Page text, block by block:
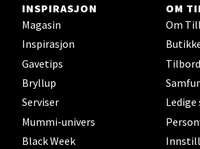
INSPIRASJON
Magasin
Inspirasjon
Gavetips
Bryllup
Serviser
Mummi-univers
Black Week
OM
Om
Strømmen - Thon
Støperivn. 5, 2010 Strømmen